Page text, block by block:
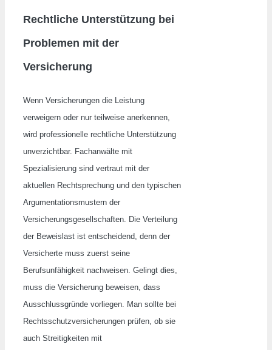
Rechtliche Unterstützung bei
Problemen mit der
Versicherung
Wenn Versicherungen die Leistung
verweigern oder nur teilweise anerkennen,
wird professionelle rechtliche Unterstützung
unverzichtbar. Fachanwälte mit
Spezialisierung sind vertraut mit der
aktuellen Rechtsprechung und den typischen
Argumentationsmustern der
Versicherungsgesellschaften. Die Verteilung
der Beweislast ist entscheidend, denn der
Versicherte muss zuerst seine
Berufsunfähigkeit nachweisen. Gelingt dies,
muss die Versicherung beweisen, dass
Ausschlussgründe vorliegen. Man sollte bei
Rechtsschutzversicherungen prüfen, ob sie
auch Streitigkeiten mit